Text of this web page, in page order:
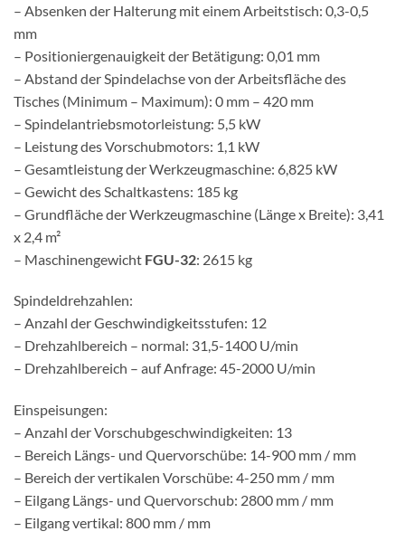
– Absenken der Halterung mit einem Arbeitstisch: 0,3-0,5
mm
– Positioniergenauigkeit der Betätigung: 0,01 mm
– Abstand der Spindelachse von der Arbeitsfläche des
Tisches (Minimum – Maximum): 0 mm – 420 mm
– Spindelantriebsmotorleistung: 5,5 kW
– Leistung des Vorschubmotors: 1,1 kW
– Gesamtleistung der Werkzeugmaschine: 6,825 kW
– Gewicht des Schaltkastens: 185 kg
– Grundfläche der Werkzeugmaschine (Länge x Breite): 3,41
x 2,4 m²
– Maschinengewicht FGU-32: 2615 kg
Spindeldrehzahlen:
– Anzahl der Geschwindigkeitsstufen: 12
– Drehzahlbereich – normal: 31,5-1400 U/min
– Drehzahlbereich – auf Anfrage: 45-2000 U/min
Einspeisungen:
– Anzahl der Vorschubgeschwindigkeiten: 13
– Bereich Längs- und Quervorschübe: 14-900 mm / mm
– Bereich der vertikalen Vorschübe: 4-250 mm / mm
– Eilgang Längs- und Quervorschub: 2800 mm / mm
– Eilgang vertikal: 800 mm / mm